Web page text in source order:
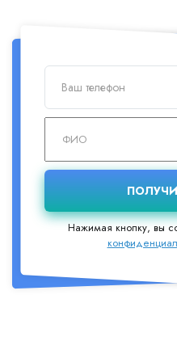
Нажимая кнопку, вы